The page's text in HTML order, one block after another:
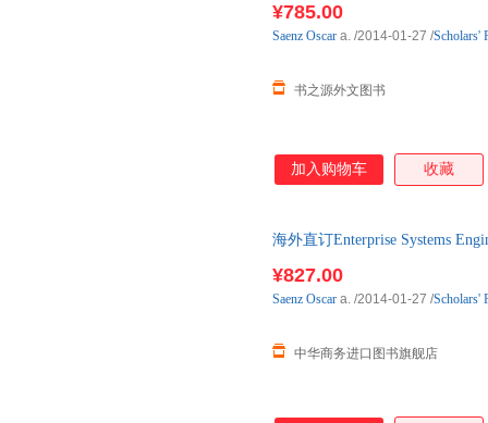
¥785.00
书之源外文图书
Saenz Oscar a. /2014-01-27 /Scholars'
加入购物车 收藏
海外直订Enterprise Systems
¥827.00
中华商务进口图书旗舰店
Saenz Oscar a. /2014-01-27 /Scholars'